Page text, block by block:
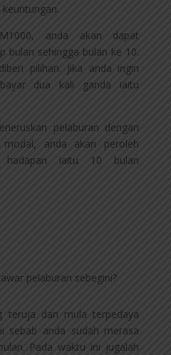
anda akan dapat
bulan sehingga bulan ke 10.
pilihan. Jika anda ingin
dua kali ganda iaitu
pelaburan dengan
anda akan peroleh
hadapan iaitu 10 bulan
pelaburan sebegini?
teruja dan mula terpedaya
sebab anda sudah merasa
Pada waktu ini jugalah